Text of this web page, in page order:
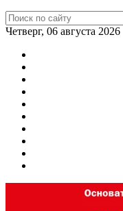
Четверг, 06 августа 2026